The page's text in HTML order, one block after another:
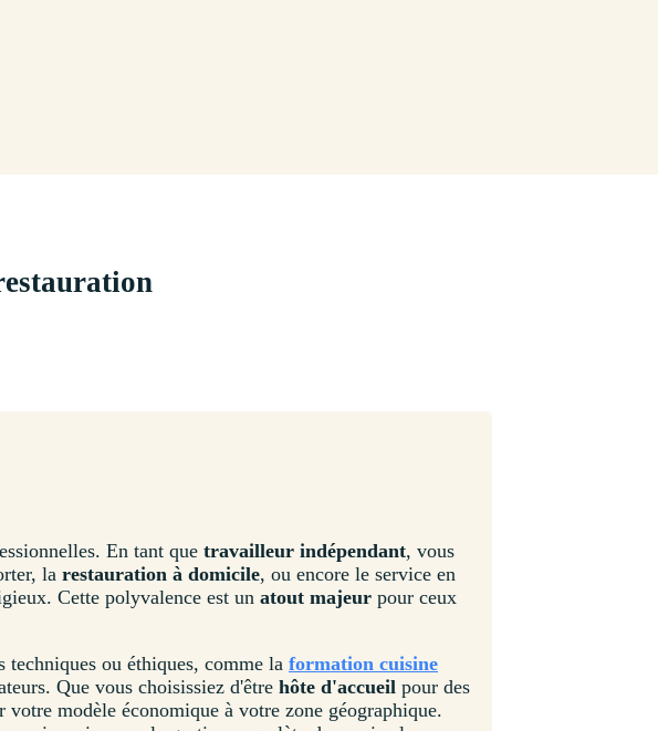
En tant que travailleur indépendant, vous
la restauration à domicile, ou encore le service en
Cette polyvalence est un atout majeur pour ceux
techniques ou éthiques, comme la formation cuisine
Que vous choisissiez d'être hôte d'accueil pour des
modèle économique à votre zone géographique.